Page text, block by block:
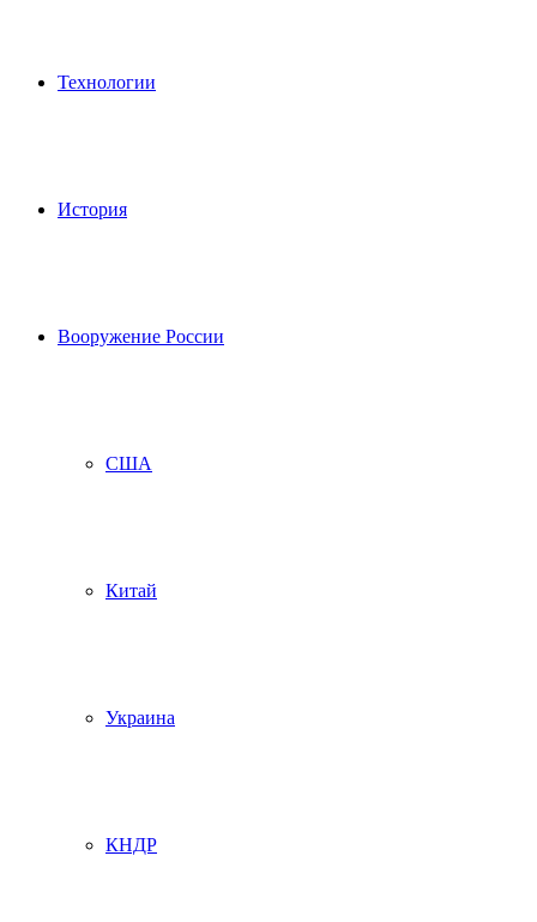
Технологии
История
Вооружение России
США
Китай
Украина
КНДР